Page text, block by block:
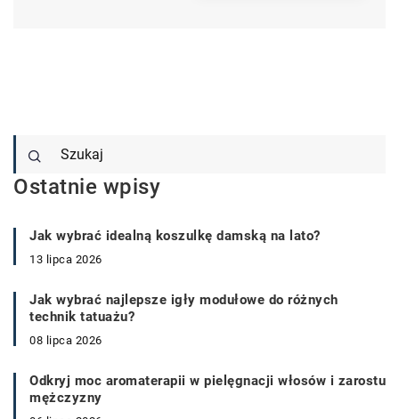
Ostatnie wpisy
Jak wybrać idealną koszulkę damską na lato?
13 lipca 2026
Jak wybrać najlepsze igły modułowe do różnych
technik tatuażu?
08 lipca 2026
Odkryj moc aromaterapii w pielęgnacji włosów i zarostu
mężczyzny